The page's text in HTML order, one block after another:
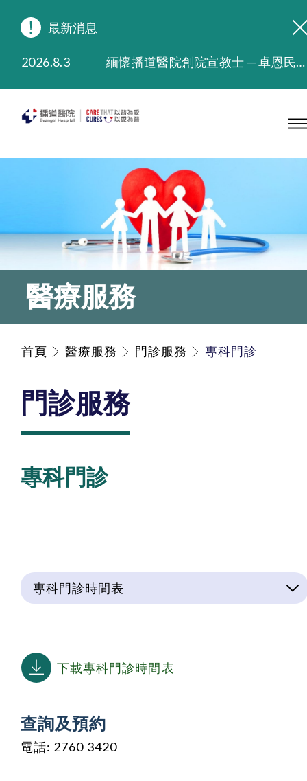
最新消息
2026.8.3
緬懷播道醫院創院宣教士 — 卓恩民醫生香港追思會
2025.9.23
本院在暴雨或颱風警告信號 (包括黑色暴雨及8號或以上熱帶氣旋警告信號) 下，仍會維持有限度服務。如有查詢，可致電2711 5222。
2025.7.21
播道醫院手機App已推出查閱病歷記錄及求診資料功能，請即下載
醫療服務
首頁 醫療服務 門診服務 專科門診
門診服務
專科門診
專科門診時間表
下載專科門診時間表
查詢及預約
電話: 2760 3420